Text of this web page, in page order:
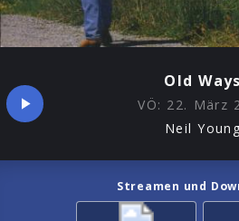
Old Ways
VÖ: 22. März
Neil Young
Streamen und